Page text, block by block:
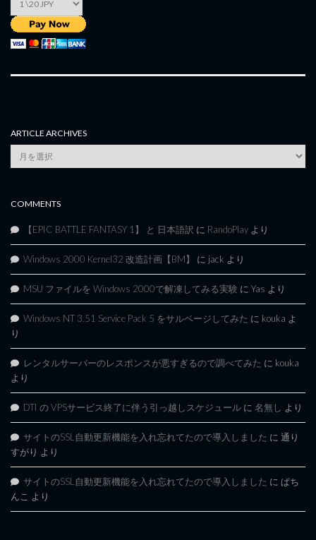
ARTICLE ARCHIVES
Article
Archives
COMMENTS
【EPIC BATTLE FANTASY 1】 と 日本語訳 に RandoPlay より
Windows 2000 Kernel32 改造計画【BM】 に jack より
MSU ファイルを Windows 2000で解凍してみる実験 に Yas より
Windows NT 3.51 Service Pack 5 をサルベージしてみた に kouka よ
り
レンタルサーバーのレスポンスが悪すぎるので調べてみた に kouka
より
DTI の VPSサービス終了に伴う引っ越しスケジュール に 名無し より
サイトのSSL自動更新機能を入れ忘れてたので導入しました に 通り
すがり より
サイトのSSL自動更新機能を入れ忘れてたので導入しました に ぱち
んこ より